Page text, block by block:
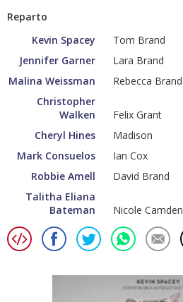
Reparto
Kevin Spacey
Tom Brand
Jennifer Garner
Lara Brand
Malina Weissman
Rebecca Brand
Christopher
Walken
Felix Grant
Cheryl Hines
Madison
Mark Consuelos
Ian Cox
Robbie Amell
David Brand
Talitha Eliana
Bateman
Nicole Camden